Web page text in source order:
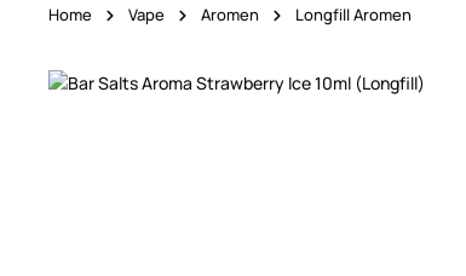
Home Vape Aromen Longfill Aromen
Bildergalerie überspringen